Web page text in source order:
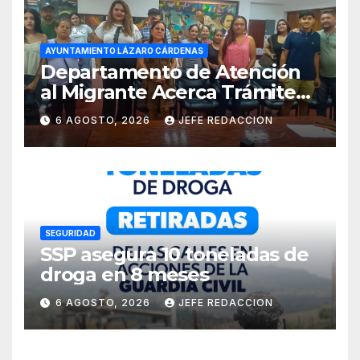
AYUNTAMIENTO LÁZARO CÁRDENAS
Departamento de Atención
al Migrante Acerca Trámite
de Pasaportes
Estadounidenses a
Residentes de Lázaro
Cárdenas
6 AGOSTO, 2026 JEFE REDACCION
SEGURIDAD
SSP asegura 10 toneladas de
droga en 8 meses
6 AGOSTO, 2026 JEFE REDACCION